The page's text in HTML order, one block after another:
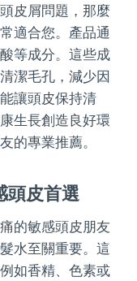
皮屑問題，那麼
適合您。產品通
等成分。這些成
潔毛孔，減少因
讓頭皮保持清
生長創造良好環
的專業推薦。
頭皮首選
的敏感頭皮朋友
水至關重要。這
如香精、色素或